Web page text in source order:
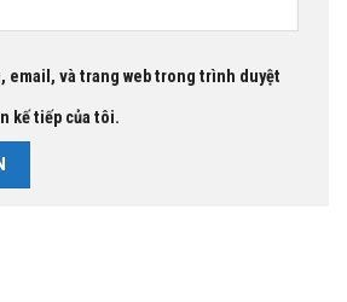
email, và trang web trong trình duyệt
kế tiếp của tôi.